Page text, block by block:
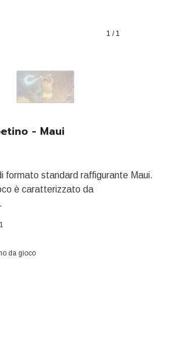
1 / 1
- Maui
formato standard raffigurante Maui.
è caratterizzato da
da gioco